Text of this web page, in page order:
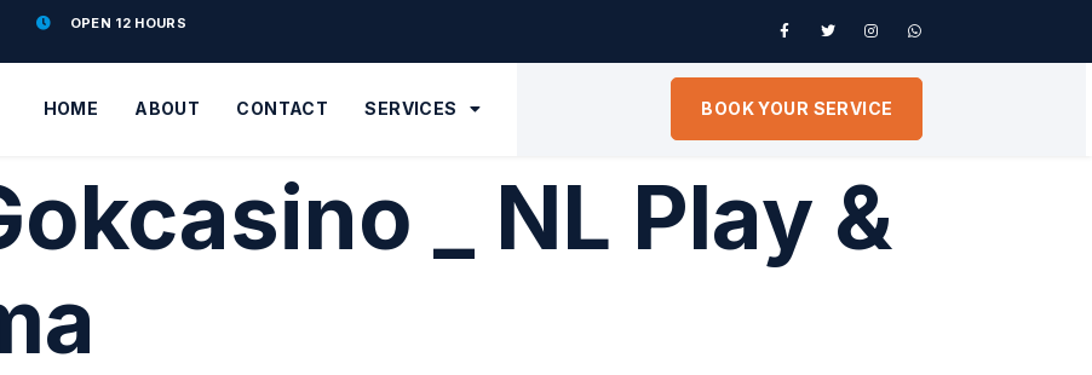
OPEN 12 HOURS
HOME ABOUT CONTACT SERVICES BOOK YOUR SERVICE
_ NL Play &